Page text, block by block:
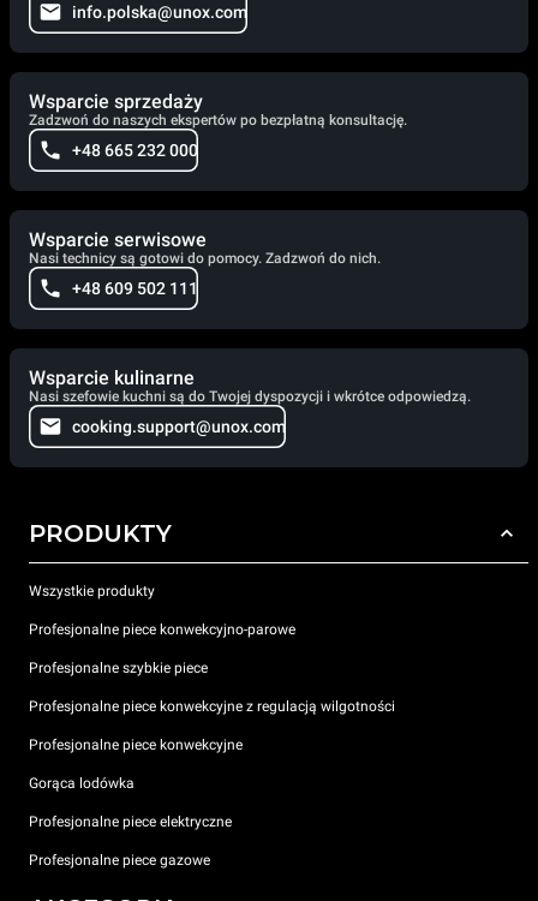
info.polska@unox.com
Wsparcie sprzedaży
Zadzwoń do naszych ekspertów po bezpłatną konsultację.
+48 665 232 000
Wsparcie serwisowe
Nasi technicy są gotowi do pomocy. Zadzwoń do nich.
+48 609 502 111
Wsparcie kulinarne
Nasi szefowie kuchni są do Twojej dyspozycji i wkrótce odpowiedzą.
cooking.support@unox.com
PRODUKTY
Wszystkie produkty
Profesjonalne piece konwekcyjno-parowe
Profesjonalne szybkie piece
Profesjonalne piece konwekcyjne z regulacją wilgotności
Profesjonalne piece konwekcyjne
Gorąca lodówka
Profesjonalne piece elektryczne
Profesjonalne piece gazowe